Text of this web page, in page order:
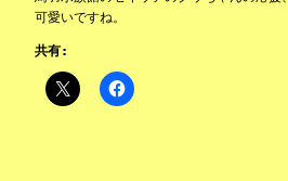
可愛いですね。
共有: